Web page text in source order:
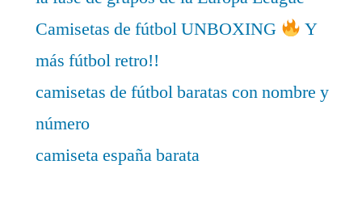
Camisetas de fútbol UNBOXING
Y
más fútbol retro!!
camisetas de fútbol baratas con nombre y
número
camiseta españa barata